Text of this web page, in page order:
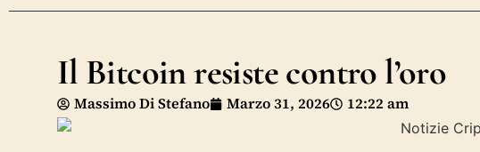
Il Bitcoin resiste contro l’oro
Massimo Di Stefano Marzo 31, 2026 12:22 am